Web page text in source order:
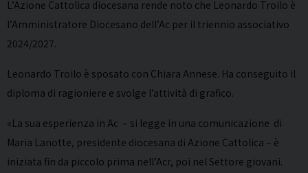
L’Azione Cattolica diocesana rende noto che Leonardo Troilo è
l’Amministratore Diocesano dell’Ac per il triennio associativo
2024/2027.
Leonardo Troilo è sposato con Chiara Annese. Ha conseguito il
diploma di ragioniere e svolge l’attività di grafico.
«La sua esperienza in Ac – si legge in una comunicazione di
Maria Lanotte, presidente diocesana di Azione Cattolica – è
iniziata fin da piccolo prima nell’Acr, poi nel Settore giovani.